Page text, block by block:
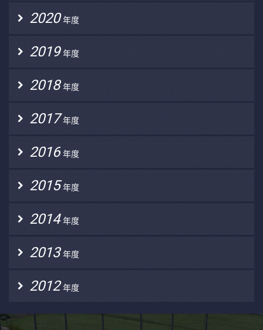
2020 年度
2019 年度
2018 年度
2017 年度
2016 年度
2015 年度
2014 年度
2013 年度
2012 年度